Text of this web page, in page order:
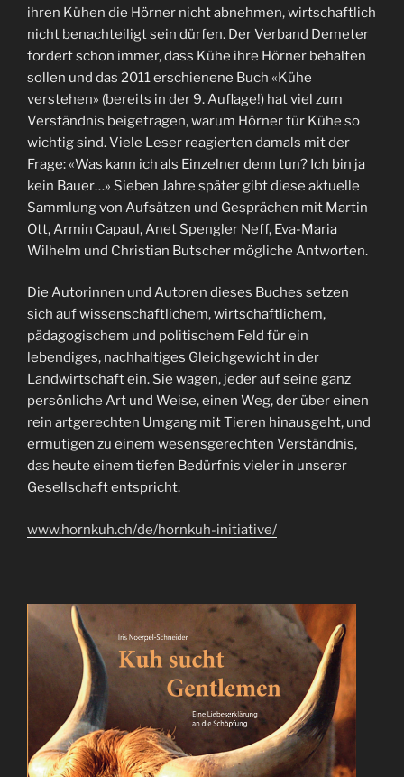
ihren Kühen die Hörner nicht abnehmen, wirtschaftlich
nicht benachteiligt sein dürfen. Der Verband Demeter
fordert schon immer, dass Kühe ihre Hörner behalten
sollen und das 2011 erschienene Buch «Kühe
verstehen» (bereits in der 9. Auflage!) hat viel zum
Verständnis beigetragen, warum Hörner für Kühe so
wichtig sind. Viele Leser reagierten damals mit der
Frage: «Was kann ich als Einzelner denn tun? Ich bin ja
kein Bauer…» Sieben Jahre später gibt diese aktuelle
Sammlung von Aufsätzen und Gesprächen mit Martin
Ott, Armin Capaul, Anet Spengler Neff, Eva-Maria
Wilhelm und Christian Butscher mögliche Antworten.
Die Autorinnen und Autoren dieses Buches setzen
sich auf wissenschaftlichem, wirtschaftlichem,
pädagogischem und politischem Feld für ein
lebendiges, nachhaltiges Gleichgewicht in der
Landwirtschaft ein. Sie wagen, jeder auf seine ganz
persönliche Art und Weise, einen Weg, der über einen
rein artgerechten Umgang mit Tieren hinausgeht, und
ermutigen zu einem wesensgerechten Verständnis,
das heute einem tiefen Bedürfnis vieler in unserer
Gesellschaft entspricht.
www.hornkuh.ch/de/hornkuh-initiative/